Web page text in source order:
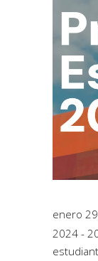
enero
2024 -